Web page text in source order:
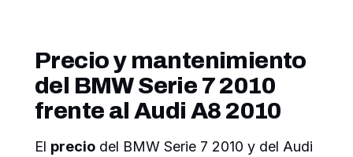
Precio y mantenimiento
del BMW Serie 7 2010
frente al Audi A8 2010
El precio del BMW Serie 7 2010 y del Audi